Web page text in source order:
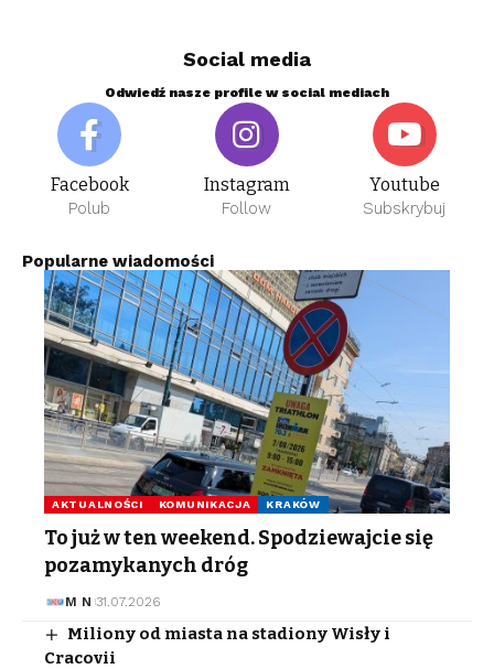
Social media
Odwiedź nasze profile w social mediach
Facebook
Polub
Instagram
Follow
Youtube
Subskrybuj
Popularne wiadomości
AKTUALNOŚCI KOMUNIKACJA KRAKÓW
To już w ten weekend. Spodziewajcie się
pozamykanych dróg
M N 31.07.2026
Miliony od miasta na stadiony Wisły i
Cracovii